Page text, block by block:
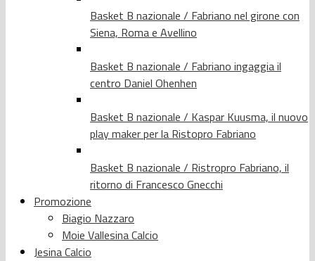
Basket B nazionale / Fabriano nel girone con
Siena, Roma e Avellino
Basket B nazionale / Fabriano ingaggia il
centro Daniel Ohenhen
Basket B nazionale / Kaspar Kuusma, il nuovo
play maker per la Ristopro Fabriano
Basket B nazionale / Ristropro Fabriano, il
ritorno di Francesco Gnecchi
Promozione
Biagio Nazzaro
Moie Vallesina Calcio
Jesina Calcio